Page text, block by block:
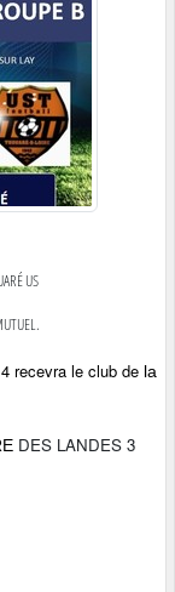
US
.
recevra le club de la
DES LANDES 3